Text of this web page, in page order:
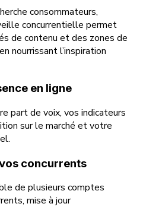
consommateurs,
concurrentielle permet
de contenu et des zones de
nourrissant l’inspiration
en ligne
part de voix, vos indicateurs
sur le marché et votre
concurrents
de plusieurs comptes
mise à jour